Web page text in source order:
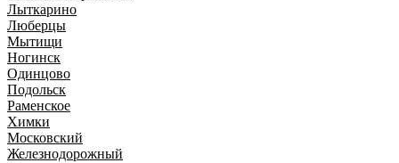
Лыткарино
Люберцы
Мытищи
Ногинск
Одинцово
Подольск
Раменское
Химки
Московский
Железнодорожный